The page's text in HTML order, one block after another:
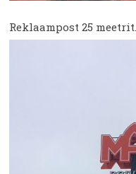
Reklaampost 25 meetrit.